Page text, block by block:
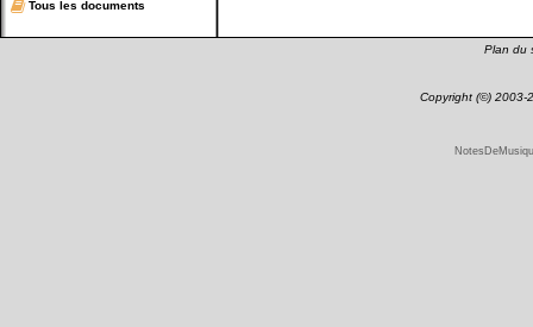
Tous les documents
Plan du
Copyright (©) 2003-